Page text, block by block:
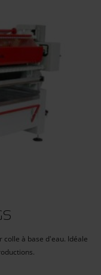
colle à base d'eau. Idéale